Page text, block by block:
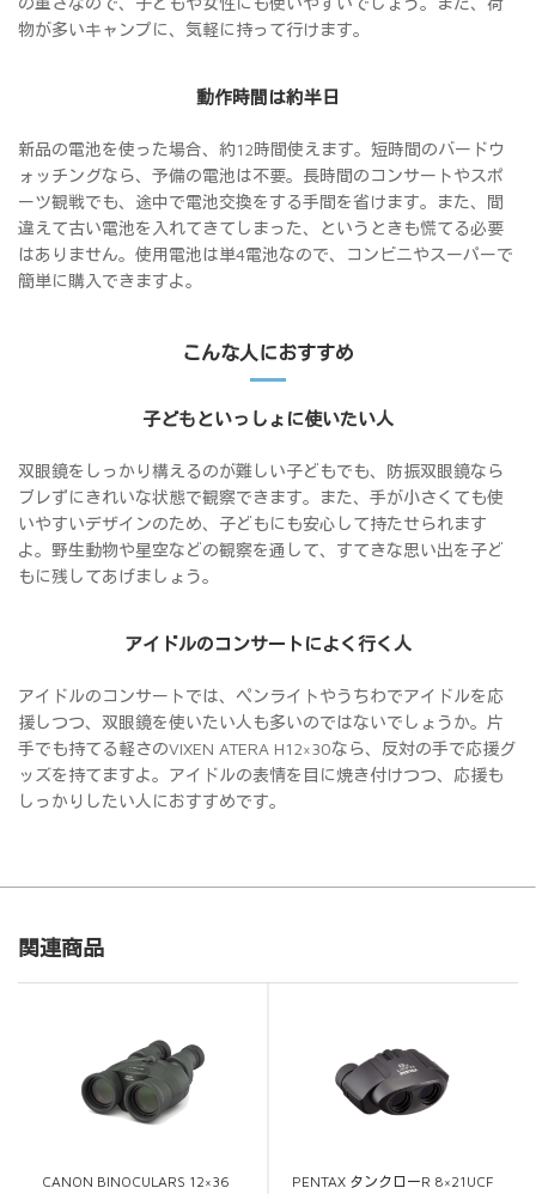
物が多いキャンプに、気軽に持って行けます。
動作時間は約半日
新品の電池を使った場合、約12時間使えます。短時間のバードウ
ォッチングなら、予備の電池は不要。長時間のコンサートやスポ
ーツ観戦でも、途中で電池交換をする手間を省けます。また、間
違えて古い電池を入れてきてしまった、というときも慌てる必要
はありません。使用電池は単4電池なので、コンビニやスーパーで
簡単に購入できますよ。
こんな人におすすめ
子どもといっしょに使いたい人
双眼鏡をしっかり構えるのが難しい子どもでも、防振双眼鏡なら
ブレずにきれいな状態で観察できます。また、手が小さくても使
いやすいデザインのため、子どもにも安心して持たせられます
よ。野生動物や星空などの観察を通して、すてきな思い出を子ど
もに残してあげましょう。
アイドルのコンサートによく行く人
アイドルのコンサートでは、ペンライトやうちわでアイドルを応
援しつつ、双眼鏡を使いたい人も多いのではないでしょうか。片
手でも持てる軽さのVIXEN ATERA H12×30なら、反対の手で応援グ
ッズを持てますよ。アイドルの表情を目に焼き付けつつ、応援も
しっかりしたい人におすすめです。
関連商品
CANON BINOCULARS 12×36
PENTAX タンクローR 8×21UCF